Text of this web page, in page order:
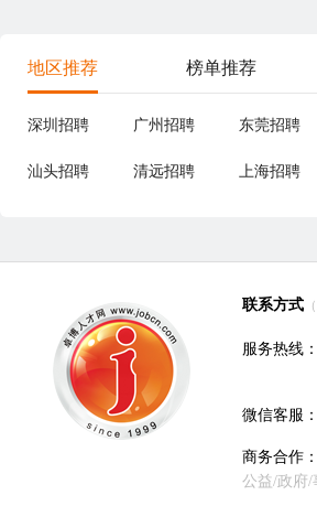
地区推荐 榜单推荐
深圳招聘 广州招聘 东莞招聘
汕头招聘 清远招聘 上海招聘
联系方式
服务热线
微信客服：
商务合作：
公益/政府/